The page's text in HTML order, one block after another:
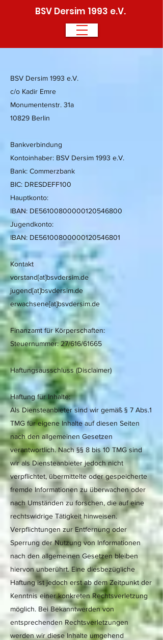
BSV Dersim 1993 e.V.
BSV Dersim 1993 e.V.
c/o Kadir Emre
Monumentenstr. 31a
10829 Berlin
Bankverbindung
Kontoinhaber: BSV Dersim 1993 e.V.
Bank: Commerzbank
BIC: DRESDEFF100
Hauptkonto:
IBAN: DE56100800000120546800
Jugendkonto:
IBAN: DE56100800000120546801
Kontakt
vorstand[at]bsvdersim.de
jugend[at]bsvdersim.de
erwachsene[at]bsvdersim.de
Finanzamt für Körperschaften:
Steuernummer: 27/616/61665
Haftungsausschluss (Disclaimer)
Haftung für Inhalte:
Als Diensteanbieter sind wir gemäß § 7 Abs.1
TMG für eigene Inhalte auf diesen Seiten
nach den allgemeinen Gesetzen
verantwortlich. Nach §§ 8 bis 10 TMG sind
wir als Diensteanbieter jedoch nicht
verpflichtet, übermittelte oder gespeicherte
fremde Informationen zu überwachen oder
nach Umständen zu forschen, die auf eine
rechtswidrige Tätigkeit hinweisen.
Verpflichtungen zur Entfernung oder
Sperrung der Nutzung von Informationen
nach den allgemeinen Gesetzen bleiben
hiervon unberührt. Eine diesbezügliche
Haftung ist jedoch erst ab dem Zeitpunkt der
Kenntnis einer konkreten Rechtsverletzung
möglich. Bei Bekanntwerden von
entsprechenden Rechtsverletzungen
werden wir diese Inhalte umgehend